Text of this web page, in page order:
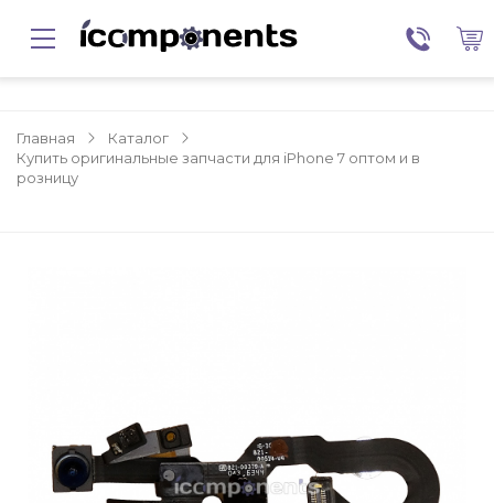
Главная
Каталог
Купить оригинальные запчасти для iPhone 7 оптом и в
розницу